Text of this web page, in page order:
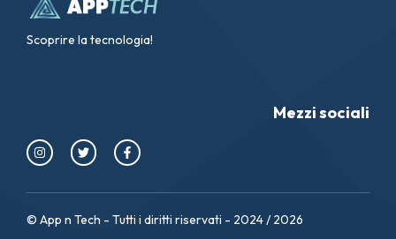
Scoprire la tecnologia!
Mezzi sociali
© App n Tech - Tutti i diritti riservati - 2024 / 2026